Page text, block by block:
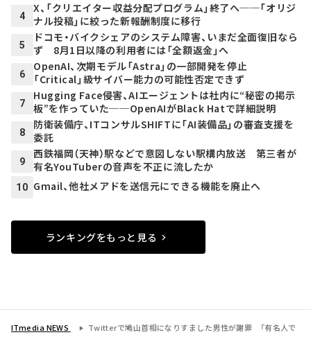
4
X、「クリエイター収益分配プログラム」終了へ──「オリジ
ナル投稿」に絞った新報酬制度に移行
5
ドコモ・バイクシェアのシステム障害、いまだ全面復旧なら
ず 8月1日以降の利用者には「全額返金」へ
6
OpenAI、次期モデル「Astra」の一部開発を停止
「Critical」級サイバー能力の可能性否定できず
7
Hugging Face侵害、AIエージェントは社内に“秘密の掲示
板”を作っていた──OpenAIがBlack Hatで詳細説明
8
防衛装備庁、ITコンサルSHIFTに「AI装備品」の審査支援を
委託
9
西鉄福岡（天神）駅などで意図しない駅構内放送 第三者が
有名YouTuberの音声を不正に流したか
10 Gmail、他社メアドを送信元にできる機能を廃止へ
ランキングをもっと見る
ITmedia NEWS
Twitterで鳩山首相になりすました男性が謝罪 「有名人で